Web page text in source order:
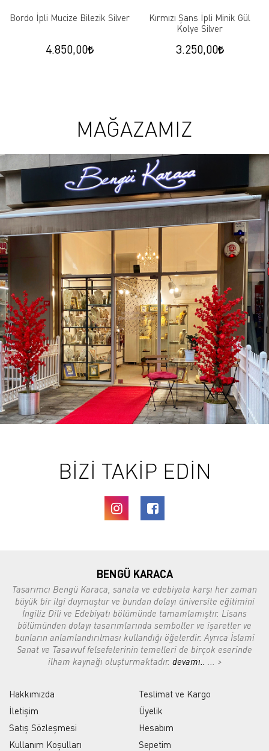
Bordo İpli Mucize Bilezik Silver
4.850,00
Kırmızı Şans İpli Minik Gül
Kolye Silver
3.250,00
MAĞAZAMIZ
BİZİ TAKİP EDİN
BENGÜ KARACA
Tasarımcı Bengü Karaca, sanata ve edebiyata karşı her zaman
büyük bir ilgi duymuştur ve bundan dolayı üniversite eğitimini
İngiliz Dili ve Edebiyatı bölümünde tamamlamıştır. Lisans
bölümünden dolayı tasarımlarında semboller ve işaretler ve
bunların anlamlandırılması kullandığı öğelerdir. Ayrıca İslami
Sanat ve Tasavvuf felsefelerinin temelleri de birçok eserinde
ilham kaynağı oluşturmaktadır. devamı.. ... >
Hakkımızda
İletişim
Satış Sözleşmesi
Kullanım Koşulları
Teslimat ve Kargo
Üyelik
Hesabım
Sepetim